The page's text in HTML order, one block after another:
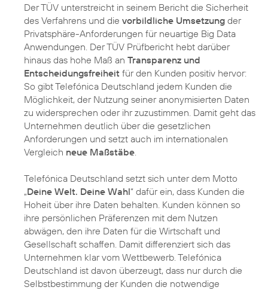
Der TÜV unterstreicht in seinem Bericht die Sicherheit
des Verfahrens und die vorbildliche Umsetzung der
Privatsphäre-Anforderungen für neuartige Big Data
Anwendungen. Der TÜV Prüfbericht hebt darüber
hinaus das hohe Maß an Transparenz und
Entscheidungsfreiheit für den Kunden positiv hervor:
So gibt Telefónica Deutschland jedem Kunden die
Möglichkeit, der Nutzung seiner anonymisierten Daten
zu widersprechen oder ihr zuzustimmen. Damit geht das
Unternehmen deutlich über die gesetzlichen
Anforderungen und setzt auch im internationalen
Vergleich neue Maßstäbe
Telefónica Deutschland setzt sich unter dem Motto
„Deine Welt. Deine Wahl“ dafür ein, dass Kunden die
Hoheit über ihre Daten behalten. Kunden können so
ihre persönlichen Präferenzen mit dem Nutzen
abwägen, den ihre Daten für die Wirtschaft und
Gesellschaft schaffen. Damit differenziert sich das
Unternehmen klar vom Wettbewerb. Telefónica
Deutschland ist davon überzeugt, dass nur durch die
Selbstbestimmung der Kunden die notwendige